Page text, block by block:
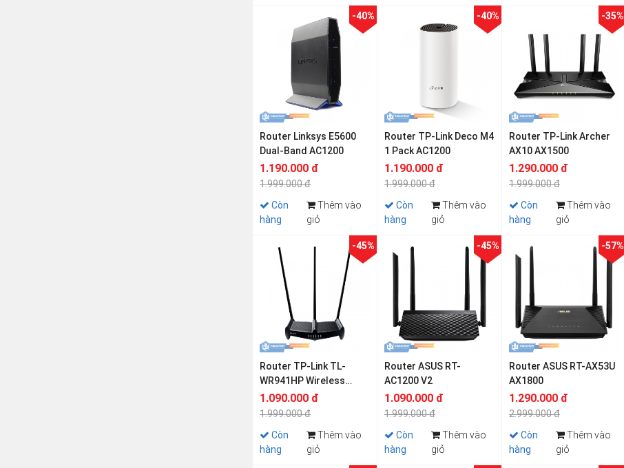
-40%
Router Linksys E5600
Dual-Band AC1200
1.190.000 đ
1.999.000 đ
Còn
hàng
Thêm vào
giỏ
-40%
Router TP-Link Deco M4
1 Pack AC1200
1.190.000 đ
1.999.000 đ
Còn
hàng
Thêm vào
giỏ
-35%
Router TP-Link Archer
AX10 AX1500
1.290.000 đ
1.999.000 đ
Còn
hàng
Thêm vào
giỏ
-45%
Router TP-Link TL-
WR941HP Wireless
N450Mbps
1.090.000 đ
1.999.000 đ
Còn
hàng
Thêm vào
giỏ
-45%
Router ASUS RT-
AC1200 V2
1.090.000 đ
1.999.000 đ
Còn
hàng
Thêm vào
giỏ
-57%
Router ASUS RT-AX53U
AX1800
1.290.000 đ
2.999.000 đ
Còn
hàng
Thêm vào
giỏ